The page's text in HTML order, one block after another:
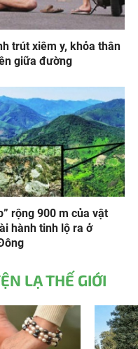
trút xiêm y, khỏa thân
giữa đường
rộng 900 m của vật
hành tinh lộ ra ở
LẠ THẾ GIỚI